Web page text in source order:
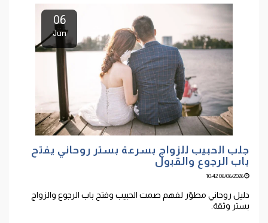
06
Jun
جلب الحبيب للزواج بسرعة بستر روحاني يفتح
باب الرجوع والقبول
06/06/2026 10:42
دليل روحاني مطوّر لفهم صمت الحبيب وفتح باب الرجوع والزواج
بستر وثقة.